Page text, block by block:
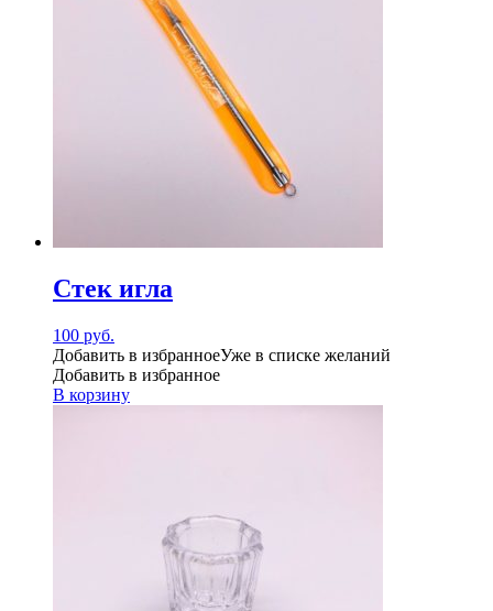
Стек игла
100 руб.
Добавить в избранноеУже в списке желаний
Добавить в избранное
В корзину